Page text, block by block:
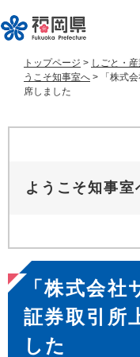
ー
ジ
す
ニ
ュ
し
トップページ > しごと・
うこそ知事室へ >
「株式
席しました
ようこそ知事室
本
文
「株式会
証券取引所
した